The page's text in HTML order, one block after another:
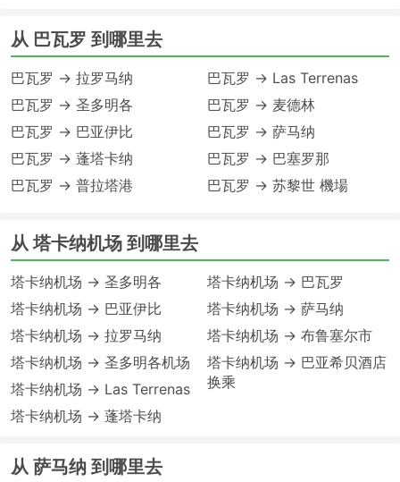
从 巴瓦罗 到哪里去
巴瓦罗 → 拉罗马纳
巴瓦罗 → 圣多明各
巴瓦罗 → 巴亚伊比
巴瓦罗 → 蓬塔卡纳
巴瓦罗 → 普拉塔港
巴瓦罗 → Las Terrenas
巴瓦罗 → 麦德林
巴瓦罗 → 萨马纳
巴瓦罗 → 巴塞罗那
巴瓦罗 → 苏黎世 機場
从 塔卡纳机场 到哪里去
塔卡纳机场 → 圣多明各
塔卡纳机场 → 巴亚伊比
塔卡纳机场 → 拉罗马纳
塔卡纳机场 → 圣多明各机场
塔卡纳机场 → Las Terrenas
塔卡纳机场 → 蓬塔卡纳
塔卡纳机场 → 巴瓦罗
塔卡纳机场 → 萨马纳
塔卡纳机场 → 布鲁塞尔市
塔卡纳机场 → 巴亚希贝酒店
换乘
从 萨马纳 到哪里去